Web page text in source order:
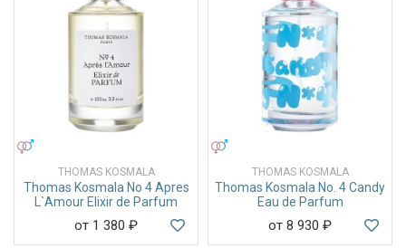
THOMAS KOSMALA
Thomas Kosmala No 4 Apres
L`Amour Elixir de Parfum
от 1 380 ₽
THOMAS KOSMALA
Thomas Kosmala No. 4 Candy
Eau de Parfum
от 8 930 ₽